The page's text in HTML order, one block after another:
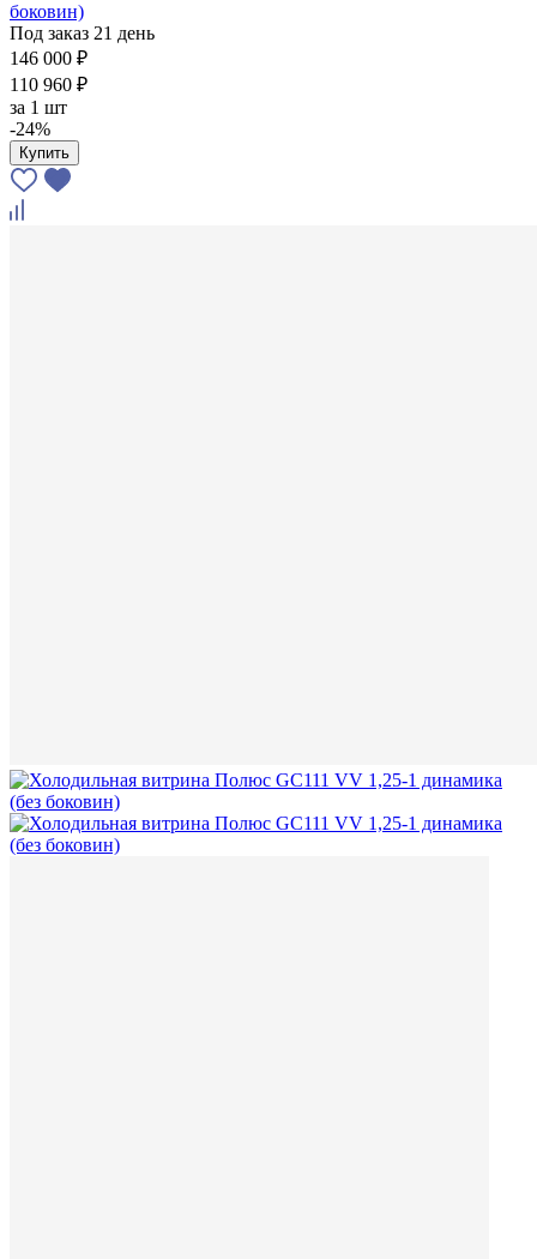
боковин)
Под заказ 21 день
146 000 ₽
110 960 ₽
за 1 шт
-24%
Купить